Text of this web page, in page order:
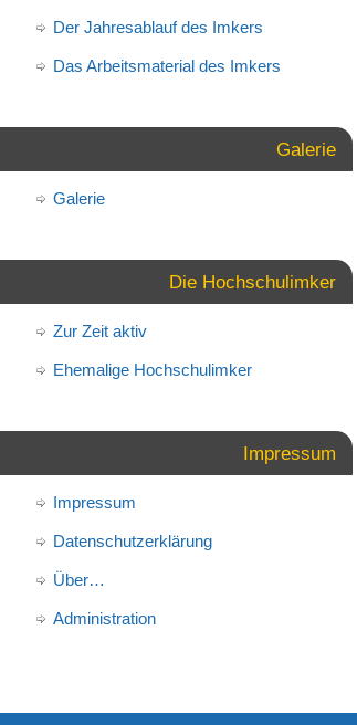
Der Jahresablauf des Imkers
Das Arbeitsmaterial des Imkers
Galerie
Galerie
Die Hochschulimker
Zur Zeit aktiv
Ehemalige Hochschulimker
Impressum
Impressum
Datenschutzerklärung
Über…
Administration